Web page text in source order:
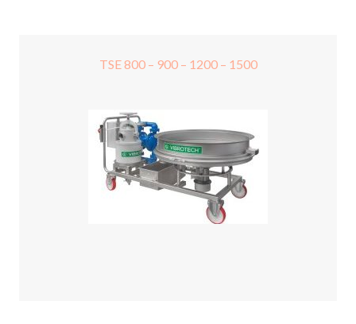
TSE 800 – 900 – 1200 – 1500